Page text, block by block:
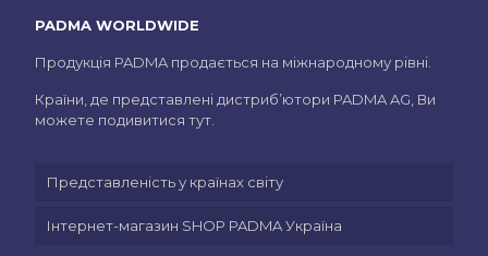
PADMA WORLDWIDE
Продукція PADMA продається на міжнародному рівні.
Країни, де представлені дистриб’ютори PADMA AG, Ви
можете подивитися тут.
Представленість у країнах світу
Інтернет-магазин SHOP PADMA Україна